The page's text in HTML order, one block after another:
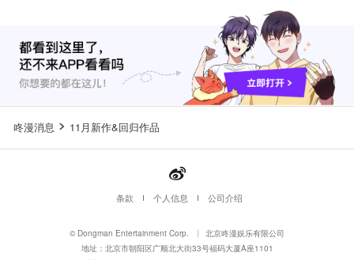
咚漫消息 11月新作&回归作品
© Dongman Entertainment Corp.
北京咚漫娱乐有限公司
dl_ipbusiness@dongmancorp.cn
京ICP备17001033-1 丨 京B2-20170726 丨 京网文〔2026〕0052-013号